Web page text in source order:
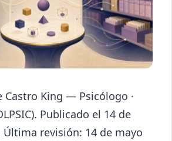
Castro King — Psicólogo ·
Publicado el 14 de
Última revisión: 14 de mayo